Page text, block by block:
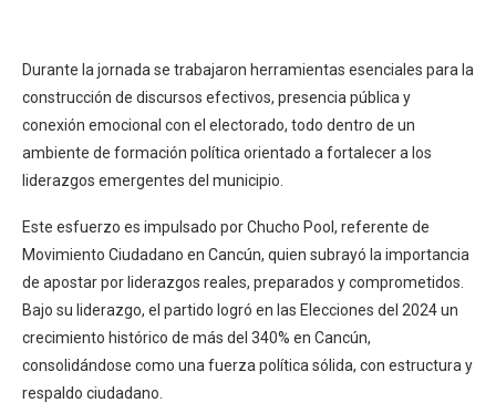
Durante la jornada se trabajaron herramientas esenciales para la
construcción de discursos efectivos, presencia pública y
conexión emocional con el electorado, todo dentro de un
ambiente de formación política orientado a fortalecer a los
liderazgos emergentes del municipio.
Este esfuerzo es impulsado por Chucho Pool, referente de
Movimiento Ciudadano en Cancún, quien subrayó la importancia
de apostar por liderazgos reales, preparados y comprometidos.
Bajo su liderazgo, el partido logró en las Elecciones del 2024 un
crecimiento histórico de más del 340% en Cancún,
consolidándose como una fuerza política sólida, con estructura y
respaldo ciudadano.